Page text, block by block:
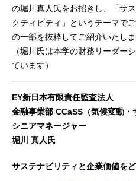
の堀川真人氏をお招きし、「サ
クティビティ」というテーマで
の一部を抜粋してご紹介いたしま
（堀川氏は本学の財務リーダー
ています）
EY新日本有限責任監査法人
金融事業部 CCaSS（気候変動・
シニアマネージャー
堀川 真人氏
サステナビリティと企業価値を